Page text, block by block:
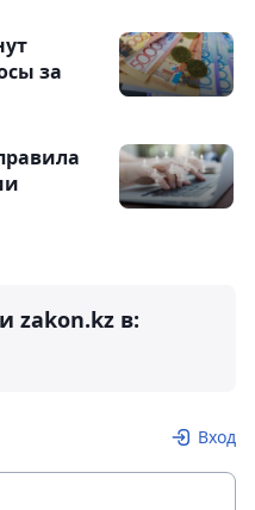
за
zakon.kz в:
Вход